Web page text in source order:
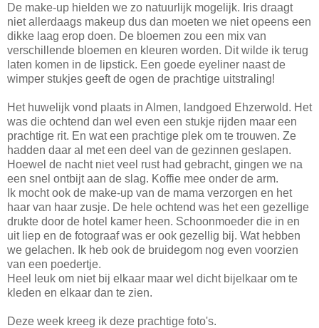
De make-up hielden we zo natuurlijk mogelijk. Iris draagt
niet allerdaags makeup dus dan moeten we niet opeens een
dikke laag erop doen. De bloemen zou een mix van
verschillende bloemen en kleuren worden. Dit wilde ik terug
laten komen in de lipstick. Een goede eyeliner naast de
wimper stukjes geeft de ogen de prachtige uitstraling!
Het huwelijk vond plaats in Almen, landgoed Ehzerwold. Het
was die ochtend dan wel even een stukje rijden maar een
prachtige rit. En wat een prachtige plek om te trouwen. Ze
hadden daar al met een deel van de gezinnen geslapen.
Hoewel de nacht niet veel rust had gebracht, gingen we na
een snel ontbijt aan de slag. Koffie mee onder de arm.
Ik mocht ook de make-up van de mama verzorgen en het
haar van haar zusje. De hele ochtend was het een gezellige
drukte door de hotel kamer heen. Schoonmoeder die in en
uit liep en de fotograaf was er ook gezellig bij. Wat hebben
we gelachen. Ik heb ook de bruidegom nog even voorzien
van een poedertje.
Heel leuk om niet bij elkaar maar wel dicht bijelkaar om te
kleden en elkaar dan te zien.
Deze week kreeg ik deze prachtige foto's.